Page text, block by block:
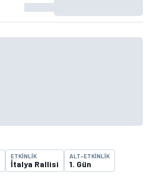
ETKINLIK
İtalya Rallisi
ALT-ETKINLIK
1. Gün